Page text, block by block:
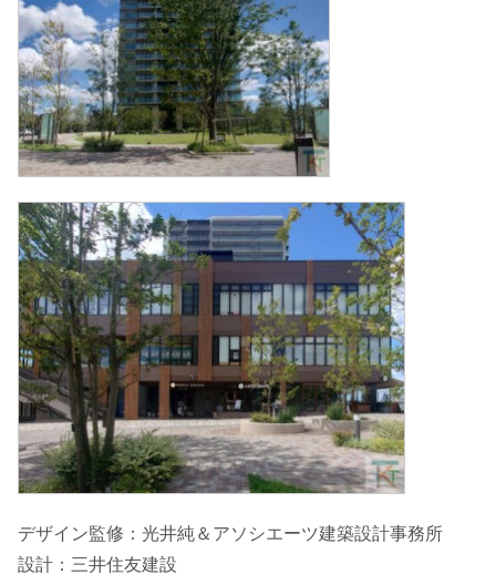
デザイン監修：光井純＆アソシエーツ建築設計事務所
設計：三井住友建設